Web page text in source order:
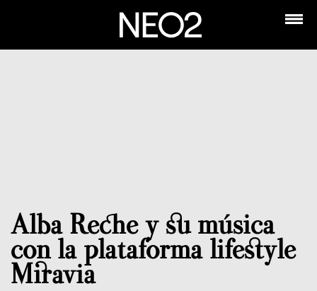
Alba Reche y su música
con la plataforma lifestyle
Miravia